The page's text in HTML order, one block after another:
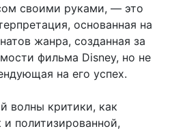
своими руками, — это
основанная на
жанра, созданная за
фильма Disney, но не
на его успех.
волны критики, как
и политизированной,